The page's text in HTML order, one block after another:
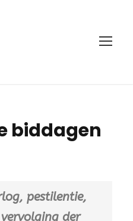
biddagen
pestilentie,
der